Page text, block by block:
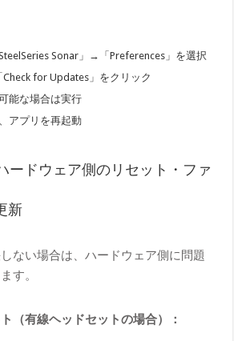
Sonar」→「Preferences」を選択
Check for Updates」をクリック
能な場合は実行
アプリを再起動
ードウェア側のリセット・ファ
新
ない場合は、ハードウェア側に問題
す。
（有線ヘッドセットの場合）：